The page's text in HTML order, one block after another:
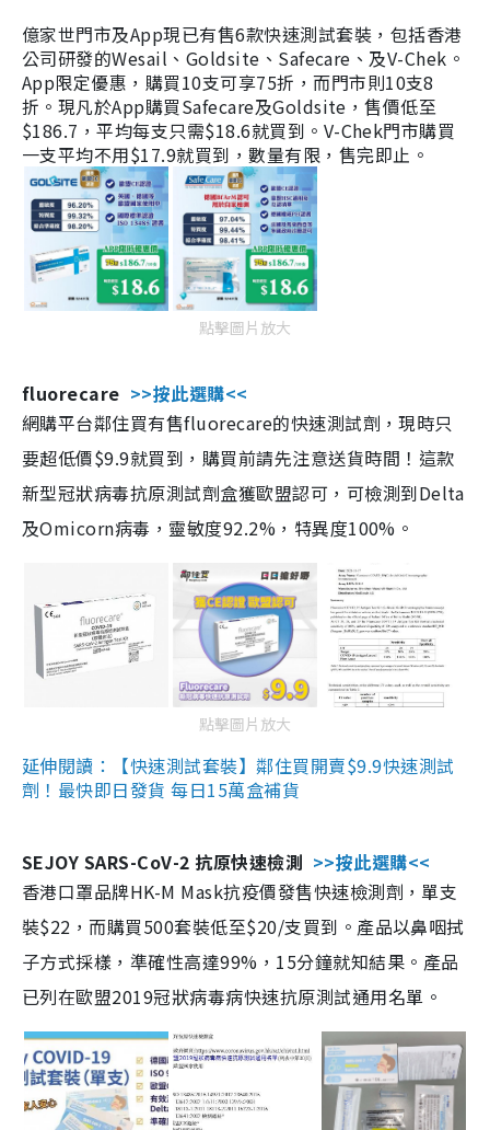
億家世門市及App現已有售6款快速測試套裝，包括香港
公司研發的Wesail、Goldsite、Safecare、及V-Chek。
App限定優惠，購買10支可享75折，而門市則10支8
折。現凡於App購買Safecare及Goldsite，售價低至
$186.7，平均每支只需$18.6就買到。V-Chek門市購買
一支平均不用$17.9就買到，數量有限，售完即止。
點擊圖片放大
fluorecare >>按此選購<<
網購平台鄰住買有售fluorecare的快速測試劑，現時只
要超低價$9.9就買到，購買前請先注意送貨時間！這款
新型冠狀病毒抗原測試劑盒獲歐盟認可，可檢測到Delta
及Omicorn病毒，靈敏度92.2%，特異度100%。
點擊圖片放大
延伸閱讀：【快速測試套裝】鄰住買開賣$9.9快速測試
劑！最快即日發貨 每日15萬盒補貨
SEJOY SARS-CoV-2 抗原快速檢測 >>按此選購<<
香港口罩品牌HK-M Mask抗疫價發售快速檢測劑，單支
裝$22，而購買500套裝低至$20/支買到。產品以鼻咽拭
子方式採樣，準確性高達99%，15分鐘就知結果。產品
已列在歐盟2019冠狀病毒病快速抗原測試通用名單。